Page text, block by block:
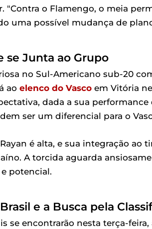
"Contra o Flamengo, o meia
uma possível mudança de
se Junta ao Grupo
no Sul-Americano sub-20
ao elenco do Vasco em Vitória
dada a sua
ser um diferencial para o
é alta, e sua integração ao
A torcida aguarda
potencial.
e a Busca pela
se encontrarão nesta terça-feira,